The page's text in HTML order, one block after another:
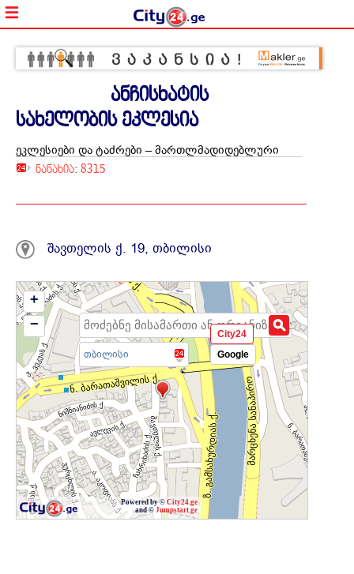
ანჩისხატის
სახელობის ეკლესია
ეკლესიები და ტაძრები – მართლმადიდებლური
ნანახია: 8315
შავთელის ქ. 19, თბილისი
თბილისი
Powered by © City24.ge
and © Jumpstart.ge
+
−
City24
Google